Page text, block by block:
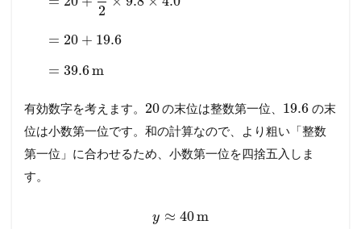
2
= 20 + 19.6
= 39.6m
有効数字を考えます。 20の末位は整数第一位、 19.6 の末
位は小数第一位です。和の計算なので、より粗い「整数
第一位」に合わせるため、小数第一位を四捨五入しま
す。
y ≈ 40m